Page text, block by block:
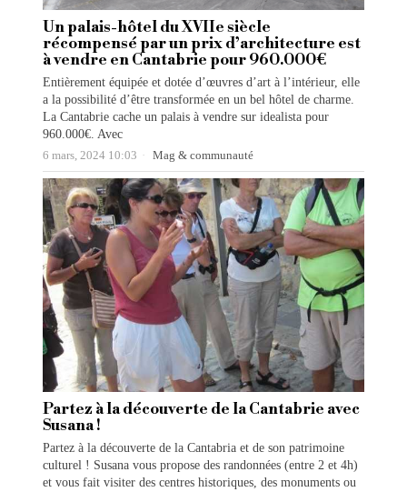
Un palais-hôtel du XVIIe siècle
récompensé par un prix d’architecture est
à vendre en Cantabrie pour 960.000€
Entièrement équipée et dotée d’œuvres d’art à l’intérieur, elle
a la possibilité d’être transformée en un bel hôtel de charme.
La Cantabrie cache un palais à vendre sur idealista pour
960.000€. Avec
6 mars, 2024 10:03 Mag & communauté
Partez à la découverte de la Cantabrie avec
Susana !
Partez à la découverte de la Cantabria et de son patrimoine
culturel ! Susana vous propose des randonnées (entre 2 et 4h)
et vous fait visiter des centres historiques, des monuments ou